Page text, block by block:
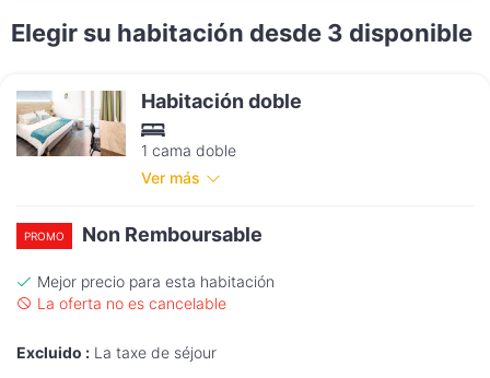
Elegir su habitación desde 3 disponible
Habitación doble
1 cama doble
Ver más
PROMO Non Remboursable
Mejor precio para esta habitación
La oferta no es cancelable
Excluido : La taxe de séjour